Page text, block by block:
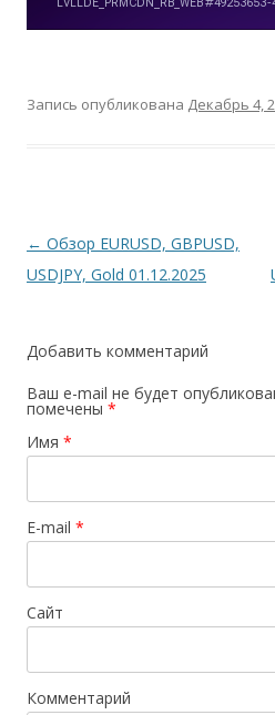
Запись опубликована Декабрь 4,
Навигация
по
← Обзор EURUSD, GBPUSD,
USDJPY, Gold 01.12.2025
Добавить комментарий
Ваш e-mail не будет
помечены *
Имя *
E-mail *
Сайт
Комментарий